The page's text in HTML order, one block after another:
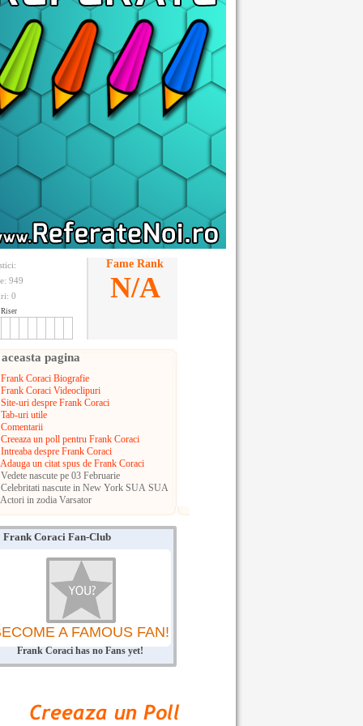
949
0
Riser
Fame Rank
N/A
pagina
Coraci Biografie
Coraci Videoclipuri
uri despre Frank Coraci
uri utile
un poll pentru Frank Coraci
despre Frank Coraci
un citat spus de Frank Coraci
nascute pe 03 Februarie
Celebritati nascute in New York SUA SUA
in zodia Varsator
Frank Coraci Fan-Club
A FAMOUS FAN!
Frank Coraci has no Fans yet!